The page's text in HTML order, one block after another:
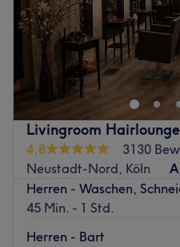
Livingroom Hairlounge
4,8
3130
Neustadt-Nord, Köln
Herren - Waschen,
45 Min. - 1 Std.
Herren - Bart